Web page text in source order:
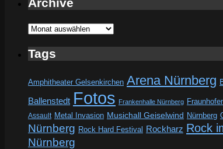
Archive
Tags
Amphitheater Gelsenkirchen Arena Nürnberg
Ballenstedt Fotos Frankenhalle Nürnberg
Assault Metal Invasion Musichall Geiselwind Nürnberg
Nürnberg Rock Hard Festival Rockharz Rock
Nürnberg